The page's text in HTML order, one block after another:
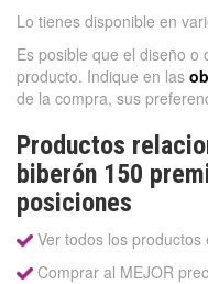
Lo tienes disponible en
Es posible que el diseño
producto. Indique en las
de la compra, sus
Productos
biberón 150
posiciones
Ver todos los
Comprar al MEJOR